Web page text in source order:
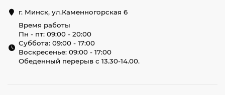
г. Минск, ул.Каменногорская 6
Время работы
Пн - пт: 09:00 - 20:00
Суббота: 09:00 - 17:00
Воскресенье: 09:00 - 17:00
Обеденный перерыв с 13.30-14.00.